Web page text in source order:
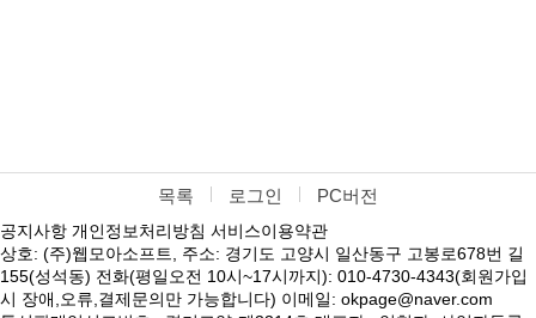
목록 로그인 PC버전
공지사항 개인정보처리방침 서비스이용약관
상호: (주)웹모아소프트, 주소: 경기도 고양시 일산동구 고봉로678번 길
155(성석동) 전화(평일오전 10시~17시까지): 010-4730-4343(회원가입
시 장애,오류,결제문의만 가능합니다) 이메일: okpage@naver.com